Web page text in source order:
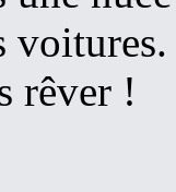
voitures.
rêver !